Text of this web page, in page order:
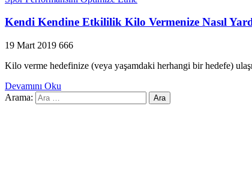
Kendi Kendine Etkililik Kilo Vermenize Nasıl
19 Mart 2019 666
Kilo verme hedefinize (veya yaşamdaki herhangi bir hedefe)
Devamını Oku
Arama: